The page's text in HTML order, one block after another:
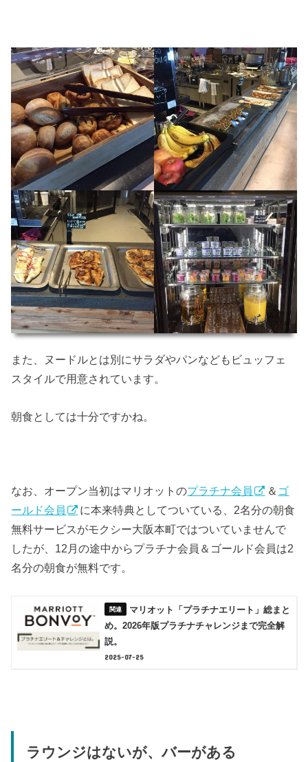
また、ヌードルとは別にサラダやパンなどもビュッフェ
スタイルで用意されています。
朝食としては十分ですかね。
なお、オープン当初はマリオットのプラチナ会員 ＆ ゴ
ールド会員
に本来特典としてついている、2名分の朝食
無料サービスがモクシー大阪本町ではついていませんで
したが、12月の途中からプラチナ会員＆ゴールド会員は2
名分の朝食が無料です。
マリオット「プラチナエリート」総まと
め。2026年版プラチナチャレンジまで完全解
説。
2025-07-25
ラウンジはないが、バーがある